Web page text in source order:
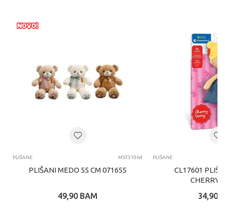
PLIŠANE MST31964
PLIŠANI MEDO 55 CM 071655
49,90 BAM
PLIŠANE
CL17601
CHERRY
34,90